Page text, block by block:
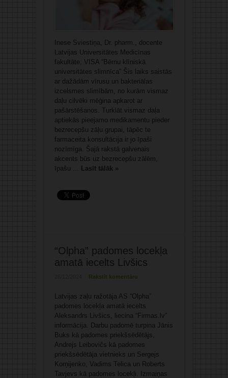
Inese Sviestiņa, Dr. pharm., docente
Latvijas Universitātes Medicīnas
fakultāte, VISA “Bērnu klīniskā
universitātes slimnīca” Šis laiks saistās
ar dažādām vīrusu un bakteriālas
izcelsmes slimībām, no kurām vismaz
daļu cilvēki mēģina apkarot ar
pašārstēšanos. Turklāt vismaz daļa
aptiekās pieejamo medikamentu pieder
bezrecepšu zāļu grupai, tāpēc te
farmaceita konsultācija ir jo īpaši
nozīmīga. Šajā rakstā galvenais
akcents būs uz bezrecepšu zālēm,
īpašu ... Lasīt tālāk »
“Olpha” padomes locekļa
amatā iecelts Livšics
Rakstīt komentāru
Latvijas zaļu ražotāja AS “Olpha”
padomes locekļa amatā iecelts
Aleksandrs Livšics, liecina “Firmas.lv”
informācija. Darbu padomē turpina Jānis
Buks kā padomes priekšsēdētājs,
Andrejs Leibovičs kā padomes
priekšsēdētāja vietnieks un Sergejs
Korņijenko, Vadims Telica un Roberts
Tavjevs kā padomes locekļi. Izmaiņas